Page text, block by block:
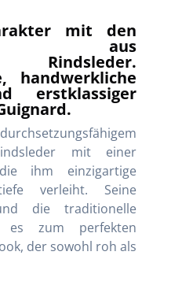
mit den
aus
Rindsleder.
handwerkliche
erstklassiger
mit einer
die ihm einzigartige
verleiht. Seine
die traditionelle
es zum perfekten
der sowohl roh als